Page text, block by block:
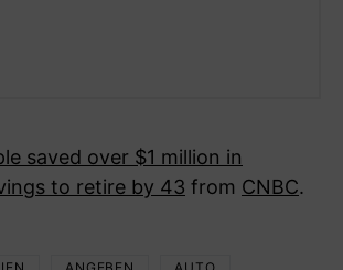
saved over $1 million in
to retire by 43 from CNBC.